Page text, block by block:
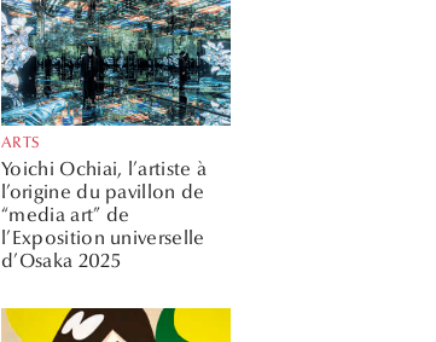
ARTS
Yoichi Ochiai, l’artiste à
l’origine du pavillon de
“media art” de
l’Exposition universelle
d’Osaka 2025